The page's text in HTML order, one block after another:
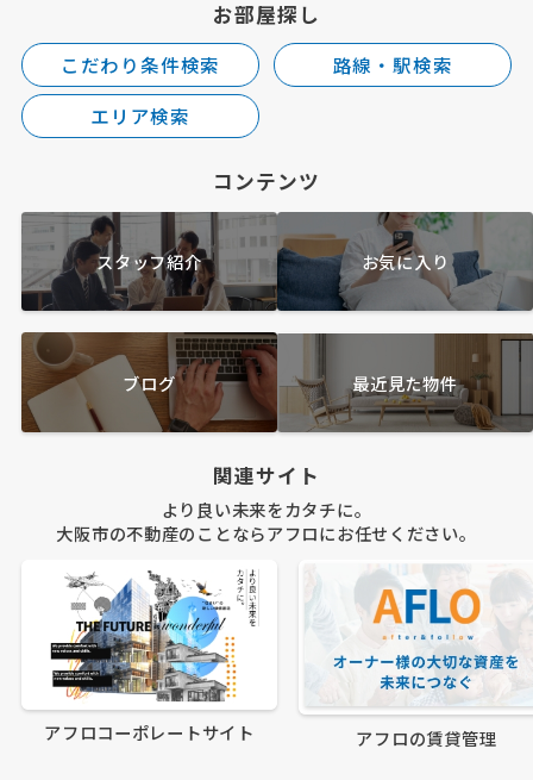
お部屋探し
こだわり条件検索
路線・駅検索
エリア検索
コンテンツ
スタッフ紹介 お気に入り
ブログ 最近見た物件
関連サイト
より良い未来をカタチに。
大阪市の不動産のことならアフロにお任せください。
アフロコーポレートサイト アフロの賃貸管理